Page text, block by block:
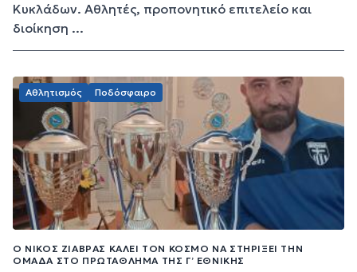
Κυκλάδων. Αθλητές, προπονητικό επιτελείο και
διοίκηση ...
Αθλητισμός Ποδόσφαιρο
Ο ΝΊΚΟΣ ΖΙΆΒΡΑΣ ΚΑΛΕΊ ΤΟΝ ΚΌΣΜΟ ΝΑ ΣΤΗΡΊΞΕΙ ΤΗΝ
ΟΜΆΔΑ ΣΤΟ ΠΡΩΤΆΘΛΗΜΑ ΤΗΣ Γ’ ΕΘΝΙΚΉΣ